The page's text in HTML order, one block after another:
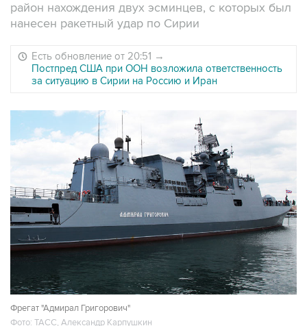
район нахождения двух эсминцев, с которых был
нанесен ракетный удар по Сирии
Есть обновление от 20:51 →
Постпред США при ООН возложила ответственность
за ситуацию в Сирии на Россию и Иран
Фрегат "Адмирал Григорович"
Фото: ТАСС, Александр Карпушкин